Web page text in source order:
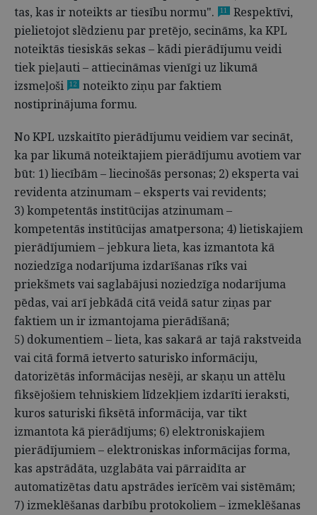
tas, kas ir noteikts ar tiesību normu".
11
Respektīvi,
pielietojot slēdzienu par pretējo, secināms, ka KPL
noteiktās tiesiskās sekas – kādi pierādījumu veidi
tiek pieļauti – attiecināmas vienīgi uz likumā
izsmeļoši
12
noteikto ziņu par faktiem
nostiprinājuma formu.
No KPL uzskaitīto pierādījumu veidiem var secināt,
ka par likumā noteiktajiem pierādījumu avotiem var
būt: 1) liecībām – liecinošās personas; 2) eksperta vai
revidenta atzinumam – eksperts vai revidents;
3) kompetentās institūcijas atzinumam –
kompetentās institūcijas amatpersona; 4) lietiskajiem
pierādījumiem – jebkura lieta, kas izmantota kā
noziedzīga nodarījuma izdarīšanas rīks vai
priekšmets vai saglabājusi noziedzīga nodarījuma
pēdas, vai arī jebkādā citā veidā satur ziņas par
faktiem un ir izmantojama pierādīšanā;
5) dokumentiem – lieta, kas sakarā ar tajā rakstveida
vai citā formā ietverto saturisko informāciju,
datorizētās informācijas nesēji, ar skaņu un attēlu
fiksējošiem tehniskiem līdzekļiem izdarīti ieraksti,
kuros saturiski fiksētā informācija, var tikt
izmantota kā pierādījums; 6) elektroniskajiem
pierādījumiem – elektroniskas informācijas forma,
kas apstrādāta, uzglabāta vai pārraidīta ar
automatizētas datu apstrādes ierīcēm vai sistēmām;
7) izmeklēšanas darbību protokoliem – izmeklēšanas